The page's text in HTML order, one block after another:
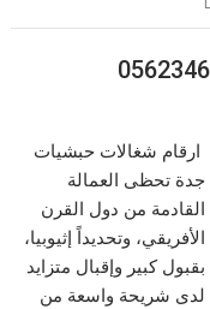
ارقام شغالات حبشيات
جدة تحظى العمالة
القادمة من دول القرن
الأفريقي، وتحديداً إثيوبيا،
بقبول كبير وإقبال متزايد
لدى شريحة واسعة من